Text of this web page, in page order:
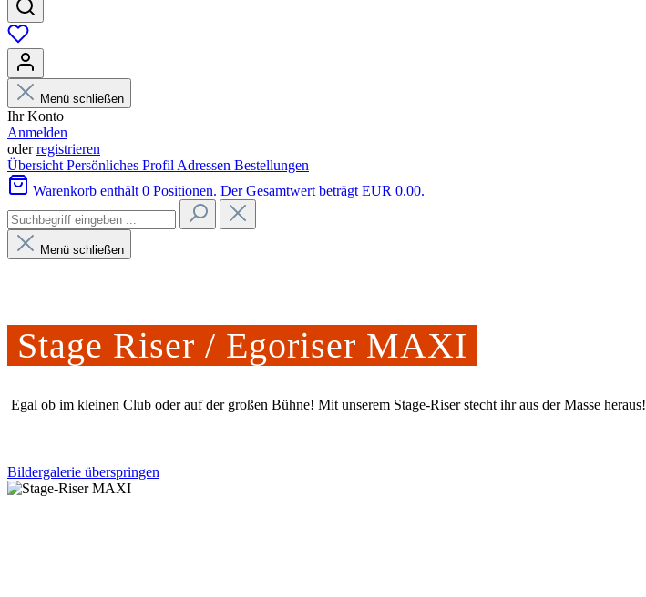
Menü schließen
Ihr Konto
Anmelden
oderregistrieren
Übersicht Persönliches Profil Adressen Bestellungen
Warenkorb enthält 0 Positionen. Der Gesamtwert beträgt EUR 0.00.
Menü schließen
Stage Riser / Egoriser MAXI
Egal ob im kleinen Club oder auf der großen Bühne! Mit unserem Stage-Riser stecht ihr aus der Masse heraus!
Bildergalerie überspringen